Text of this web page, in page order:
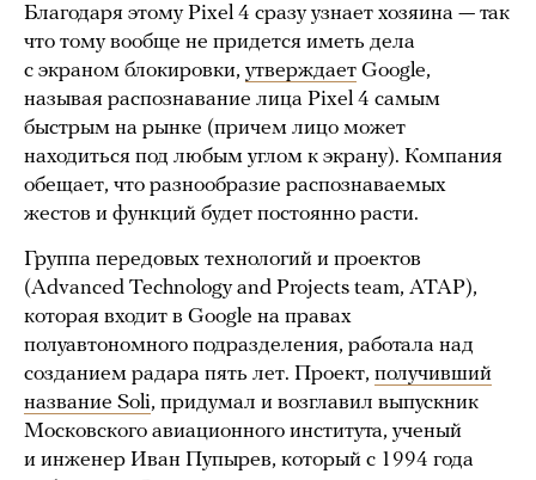
Благодаря этому Pixel 4 сразу узнает хозяина — так
что тому вообще не придется иметь дела
с экраном блокировки, утверждает Google,
называя распознавание лица Pixel 4 самым
быстрым на рынке (причем лицо может
находиться под любым углом к экрану). Компания
обещает, что разнообразие распознаваемых
жестов и функций будет постоянно расти.
Группа передовых технологий и проектов
(Advanced Technology and Projects team, ATAP),
которая входит в Google на правах
полуавтономного подразделения, работала над
созданием радара пять лет. Проект, получивший
название Soli, придумал и возглавил выпускник
Московского авиационного института, ученый
и инженер Иван Пупырев, который с 1994 года